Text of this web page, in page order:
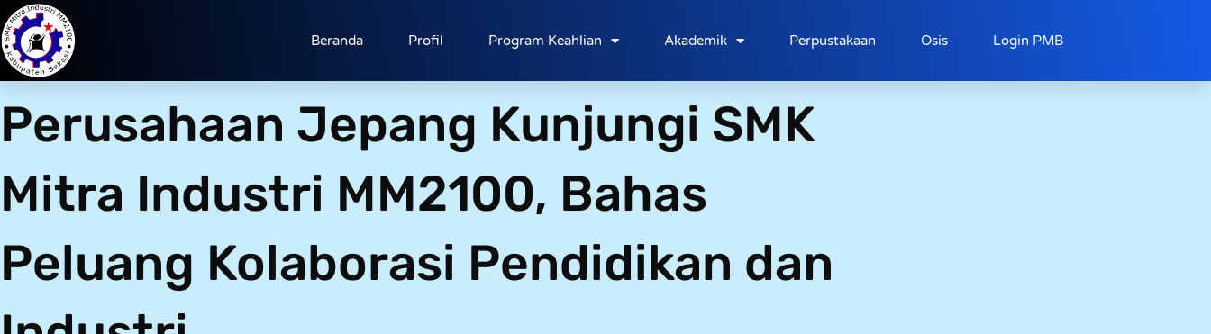
Beranda Profil Program Keahlian Akademik Perpustakaan Osis Login PMB
Perusahaan Jepang Kunjungi SMK
Mitra Industri MM2100, Bahas
Peluang Kolaborasi Pendidikan dan